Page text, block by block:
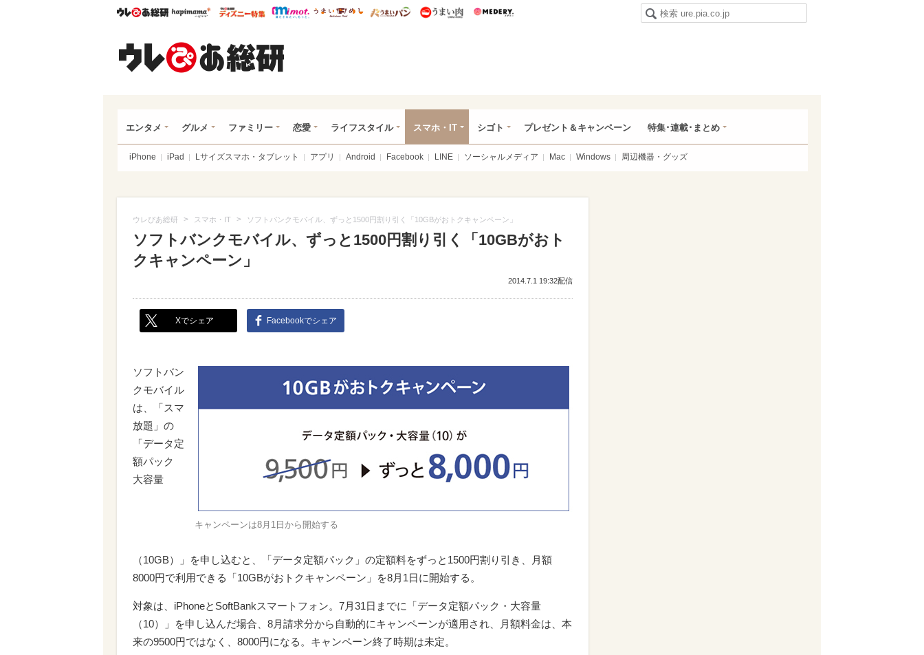
ウレぴあ総研ハピママ* ウレぴあ総研 ディズニー特集
mimot. うまいめし うまいパン うまい肉
エンタメ グルメ ファミリー 恋愛 ライフスタイル スマホ・IT シゴト プレゼント＆キャンペーン 特集･連載･まとめ
iPhone iPad Lサイズスマホ・タブレット アプリ Android Facebook LINE ソーシャルメディア Mac Windows 周辺機器・グッズ
ウレぴあ総研 > スマホ・IT > ソフトバンクモバイル、ずっと1500円割り引く「10GBがおトクキャンペーン」
ソフトバンクモバイル、ずっと1500円割り引く「10GBがおト
クキャンペーン」
2014.7.1 19:32配信
Xでシェア Facebookでシェア
キャンペーンは8月1日から開始する
ソフトバン
クモバイル
は、「スマ
放題」の
「データ定
額パック
大容量
（10GB）」を申し込むと、「データ定額パック」の定額料をずっと1500円割り引き、月額
8000円で利用できる「10GBがおトクキャンペーン」を8月1日に開始する。
対象は、iPhoneとSoftBankスマートフォン。7月31日までに「データ定額パック・大容量
（10）」を申し込んだ場合、8月請求分から自動的にキャンペーンが適用され、月額料金は、本
来の9500円ではなく、8000円になる。キャンペーン終了時期は未定。